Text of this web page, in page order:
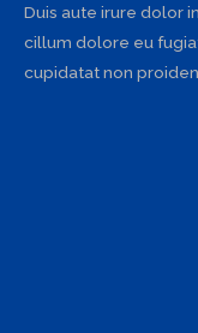
Duis aute irure dolor
cillum dolore eu
cupidatat non